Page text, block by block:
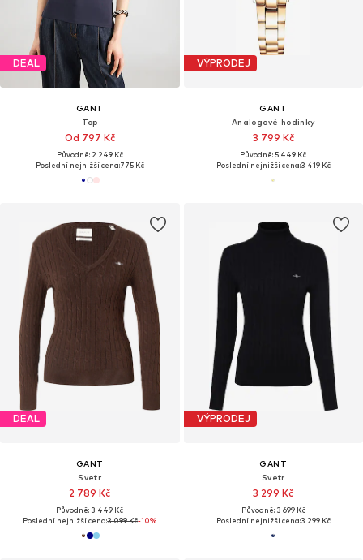
DEAL
GANT
Top
Od 797 Kč
Původně: 2 249 Kč
Poslední nejnižší cena:775 Kč
VÝPRODEJ
GANT
Analogové hodinky
3 799 Kč
Původně: 5 449 Kč
Poslední nejnižší cena:3 419 Kč
DEAL
GANT
Svetr
2 789 Kč
Původně: 3 449 Kč
Poslední nejnižší cena:3 099 Kč-10%
VÝPRODEJ
GANT
Svetr
3 299 Kč
Původně: 3 699 Kč
Poslední nejnižší cena:3 299 Kč